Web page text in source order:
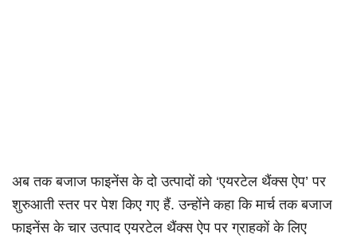
अब तक बजाज फाइनेंस के दो उत्पादों को ‘एयरटेल थैंक्स ऐप’ पर
शुरुआती स्तर पर पेश किए गए हैं. उन्होंने कहा कि मार्च तक बजाज
फाइनेंस के चार उत्पाद एयरटेल थैंक्स ऐप पर ग्राहकों के लिए